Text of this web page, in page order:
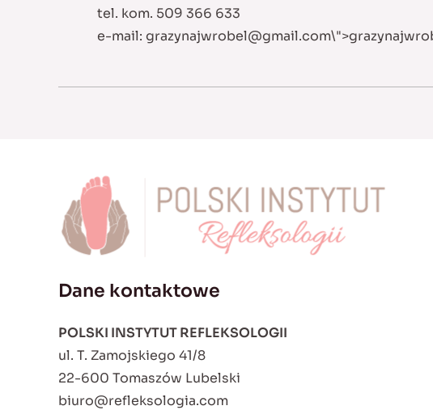
tel. kom. 509 366 633
e-mail: grazynajwrobel@gmail.com\">
Dane kontaktowe
POLSKI INSTYTUT REFLEKSOLOGII
ul. T. Zamojskiego 41/8
22-600 Tomaszów Lubelski
biuro@refleksologia.com